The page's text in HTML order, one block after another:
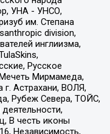
УНА - УНСО,
им. Степана
division,
инглиизма,
Русское
Мирмамеда,
Астрахани, ВОЛЯ,
Рубеж Севера, ТОЙС,
В честь иконы
Независимость,